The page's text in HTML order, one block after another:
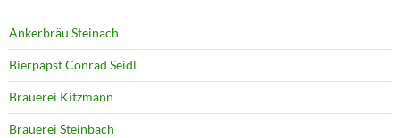
Ankerbräu Steinach
Bierpapst Conrad Seidl
Brauerei Kitzmann
Brauerei Steinbach